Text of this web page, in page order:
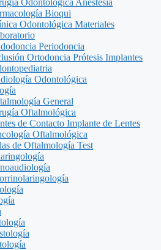
Odontológica Anestesia
Bioqui
Odontológica Materiales
Periodoncia
Ortodoncia Prótesis Implantes
Odontológica
General
Oftalmológica
de Contacto Implante de Lentes
Oftalmológica
de Oftalmología Test